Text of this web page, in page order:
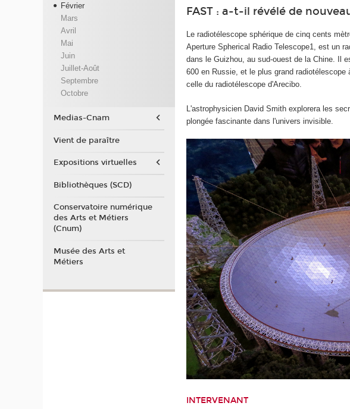
FAST : a-t-il révélé de
Le radiotélescope sphérique de cinq cents
Aperture Spherical Radio Telescope1, est un
dans le Guizhou, au sud-ouest de la Chine. Il
600 en Russie, et le plus grand
celle du radiotélescope d'Arecibo.
L'astrophysicien David Smith explorera les
plongée fascinante dans l'univers invisible.
INTERVENANT
Février
Mars
Avril
Mai
Juin
Juillet-Août
Septembre
Octobre
Medias-Cnam
Vient de paraître
Expositions virtuelles
Bibliothèques (SCD)
Conservatoire numérique
des Arts et Métiers
(Cnum)
Musée des Arts et
Métiers